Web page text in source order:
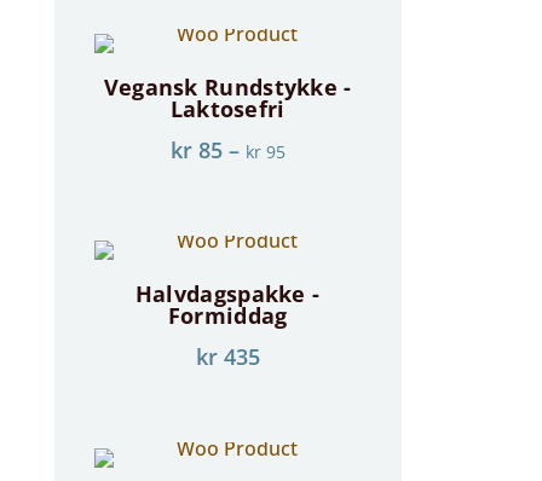
Vegansk Rundstykke -
Laktosefri
kr85– kr95
Halvdagspakke -
Formiddag
kr435